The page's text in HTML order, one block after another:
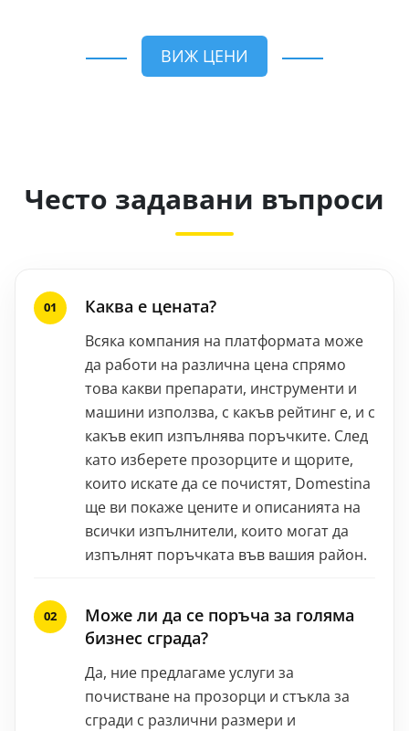
ВИЖ ЦЕНИ
Често задавани въпроси
Каква е цената?
Всяка компания на платформата може
да работи на различна цена спрямо
това какви препарати, инструменти и
машини използва, с какъв рейтинг е, и с
какъв екип изпълнява поръчките. След
като изберете прозорците и щорите,
които искате да се почистят, Domestina
ще ви покаже цените и описанията на
всички изпълнители, които могат да
изпълнят поръчката във вашия район.
Може ли да се поръча за голяма
бизнес сграда?
Да, ние предлагаме услуги за
почистване на прозорци и стъкла за
сгради с различни размери и